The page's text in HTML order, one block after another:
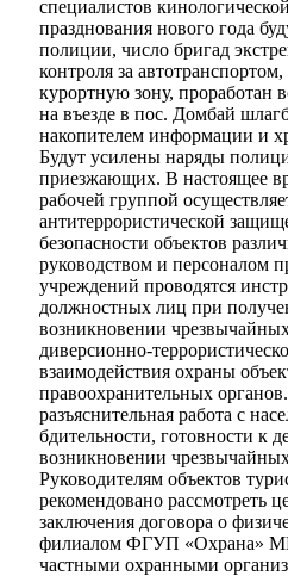
специалистов
празднования нового года
полиции, число бригад
контроля за
курортную зону, проработан
на въезде в пос. Домбай
накопителем информации и
Будут усилены наряды
приезжающих. В настоящее
рабочей группой
антитеррористической
безопасности объектов
руководством и персоналом
учреждений проводятся
должностных лиц при
возникновении
диверсионно-
взаимодействия охраны
правоохранительных
разъяснительная работа с
бдительности, готовности к
возникновении
Руководителям объектов
рекомендовано рассмотреть
заключения договора о
филиалом ФГУП «Охрана»
частными охранными
Администрация
Туризм